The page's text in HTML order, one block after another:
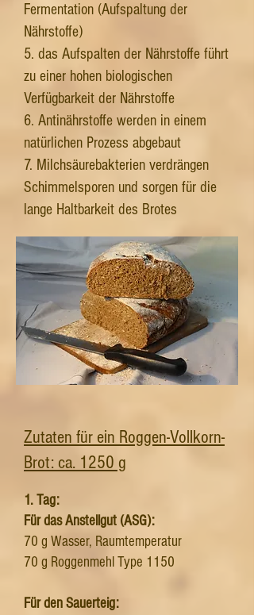
Fermentation (Aufspaltung der
Nährstoffe)
5. das Aufspalten der Nährstoffe führt
zu einer hohen biologischen
Verfügbarkeit der Nährstoffe
6. Antinährstoffe werden in einem
natürlichen Prozess abgebaut
7. Milchsäurebakterien verdrängen
Schimmelsporen und sorgen für die
lange Haltbarkeit des Brotes
Zutaten für ein Roggen-Vollkorn-
Brot: ca. 1250 g
1. Tag:
Für das Anstellgut (ASG):
70 g Wasser, Raumtemperatur
70 g Roggenmehl Type 1150
Für den Sauerteig: